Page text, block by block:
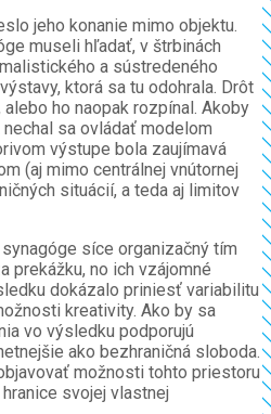
jeho konanie mimo objektu.
museli hľadať, v štrbinách
a sústredeného
ktorá sa tu odohrala. Drôt
ho naopak rozpínal. Akoby
sa ovládať modelom
výstupe bola zaujímavá
(aj mimo centrálnej vnútornej
situácií, a teda aj limitov
síce organizačný tím
prekážku, no ich vzájomné
dokázalo priniesť variabilitu
kreativity. Ako by sa
vo výsledku podporujú
ako bezhraničná sloboda.
možnosti tohto priestoru
svojej vlastnej